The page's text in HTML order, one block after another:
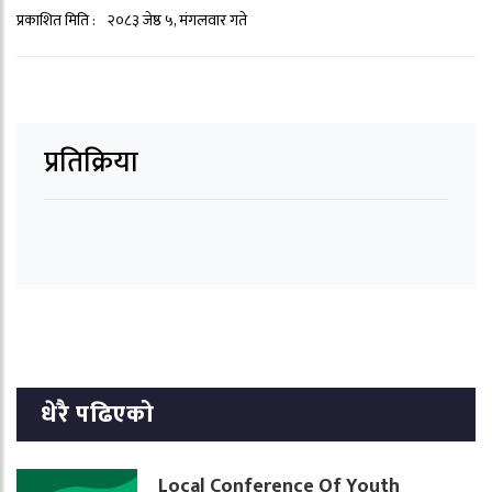
प्रकाशित मिति : २०८३ जेष्ठ ५, मंगलवार गते
प्रतिक्रिया
धेरै पढिएको